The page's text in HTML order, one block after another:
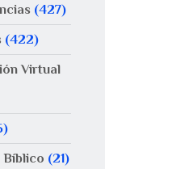
(427)
(422)
Virtual
(21)